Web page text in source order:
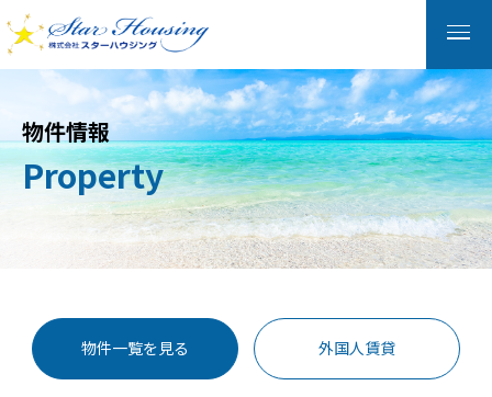
物件情報
Property
物件一覧を見る 外国人賃貸